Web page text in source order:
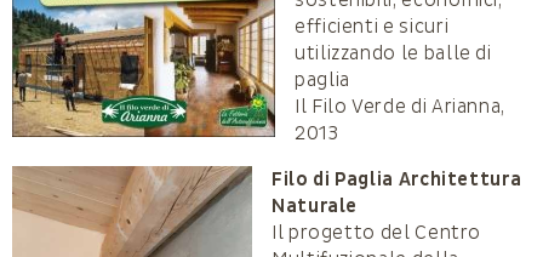
efficienti e sicuri
utilizzando le balle di
paglia
Il Filo Verde di Arianna,
2013
Filo di Paglia Architettura
Naturale
Il progetto del Centro